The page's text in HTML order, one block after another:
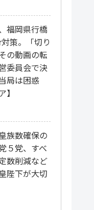
福岡県行橋
策。「切り
の動画の転
委員会で決
局は困惑
】
族数確保の
５党、すべ
数削減など
陛下が大切